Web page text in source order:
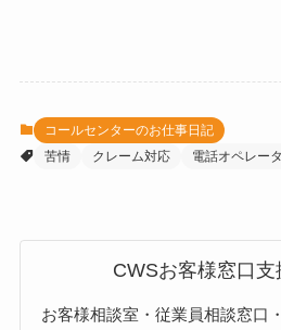
コールセンターのお仕事日記
苦情
クレーム対応 電話オペレー
CWSお客様窓口支
お客様相談室・従業員相談窓口